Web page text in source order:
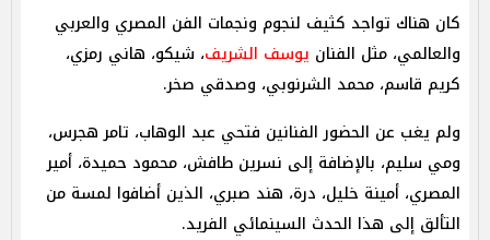
كان هناك تواجد كثيف لنجوم ونجمات الفن المصري والعربي
والعالمي، مثل الفنان يوسف الشريف، شيكو، هاني رمزي،
كريم قاسم، محمد الشرنوبي، وصدقي صخر.
ولم يغب عن الحضور الفنانين فتحي عبد الوهاب، تامر هجرس،
ومي سليم، بالإضافة إلى نسرين طافش، محمود حميدة، أمير
المصري، أمينة خليل، درة، هند صبري، الذين أضافوا لمسة من
التألق إلى هذا الحدث السينمائي الفريد.